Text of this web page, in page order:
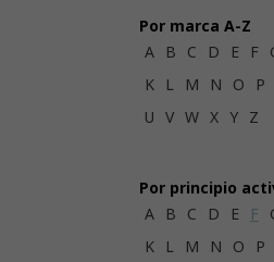
Por marca A-Z
A
B C D E F
K
L M N O P
U V W X Y Z
Por principio
A
B C D E F
K
L M N O P